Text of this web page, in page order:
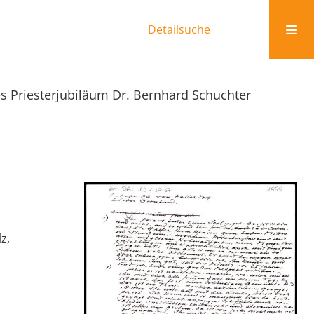
Detailsuche
Priesterjubiläum Dr. Bernhard Schuchter